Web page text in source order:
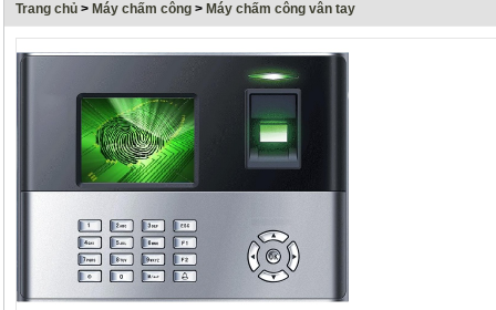
Trang chủ > Máy chấm công > Máy chấm công vân tay